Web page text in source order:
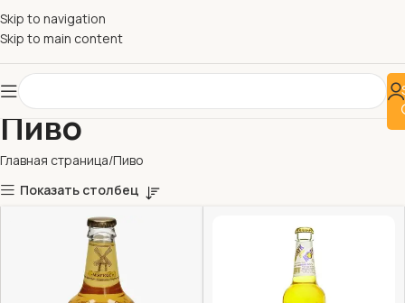
Skip to navigation
Skip to main content
Пиво
Главная страница Пиво
Показать столбец